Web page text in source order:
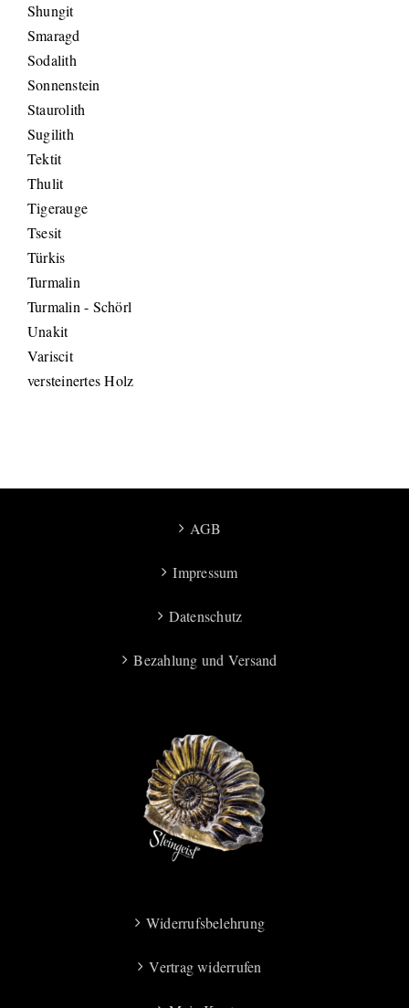
Shungit
Smaragd
Sodalith
Sonnenstein
Staurolith
Sugilith
Tektit
Thulit
Tigerauge
Tsesit
Türkis
Turmalin
Turmalin - Schörl
Unakit
Variscit
versteinertes Holz
AGB
Impressum
Datenschutz
Bezahlung und Versand
Widerrufsbelehrung
Vertrag widerrufen